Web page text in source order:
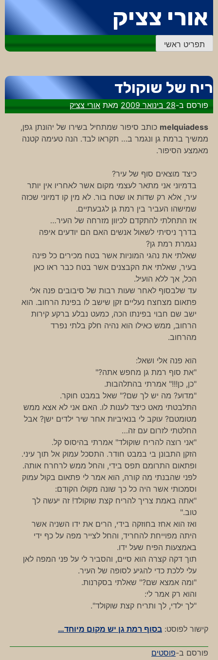
לתוכן
אורי צציק
תפריט ראשי
ריח של שוקולד
פורסם ב-28 בינואר 2009 מאתאורי צציק
melquiadess כותב סיפור שמתחיל בשירו של יהונתן גפן,
ממשיך ברמת גן ונגמר ב… תקראו לבד. הנה טעימה קטנה
מאמצע הסיפור.
כיצד מוצאים סוף של עיר?
בדמיוני אני מתאר לעצמי מקום אשר לאחריו אין יותר
עיר, אלא רק שדות או שטח בור. לא מין קו דמיוני שכזה
שמישהו העביר בין רמת גן לגבעתיים.
אז התחלתי להתקדם לכיוון מזרחה של העיר…
בדרך ניסיתי לשאול אנשים האם הם יודעים איפה
נגמרת רמת גן?
שאלתי את נהגי המוניות אשר בטח מכירים כל פינה
בעיר, שאלתי את הקבצנים אשר בטח כבר ראו כאן
הכל, אך ללא הועיל.
עד שלבסוף לאחר שעות רבות של סיבובים פנה אלי
פתאום מצחצח נעליים זקן שישב לו בפינת הרחוב. הוא
ישב שם חבוי בפינתו הכה, כמעט נבלע ברקע קירות
הרחוב, ממש כאילו הוא נהיה חלק בלתי נפרד
מהרחוב.
הוא פנה אלי ושאל:
"את סוף רמת גן מחפש אתה?"
"כן, כן!!!" אמרתי בהתלהבות.
"מדוע? מה יש לך שם?" שאל במבט חוקר.
התלבטתי מאט כיצד לענות לו. האם אני לא אצא ממש
מטומטם? עוקב לי בנאיביות אחר שיר ילדים ישן? אבל
החלטתי לזרום עם זה…
"אני רוצה להריח שוקולד" אמרתי בהיסוס קל.
הזקן התבונן בי במבט חודר. התסכל עמוק אל תוך עיני.
ופתאום התרומם תפס בידי, והחל ממש לרחרח אותה.
לפני שהבנתי מה קורה, הוא אמר לי פתאום בקול עמוק
וסמכותי אשר היה כל כך שונה מקולו הקודם:
"אתה באמת צריך להריח קצת שוקולד! זה יעשה לך
טוב."
ואז הוא אחז בחוזקה בידי, הרים את ידו השניה אשר
היתה מפוייחת להחריד, והחל לצייר מפה על כף ידי
באמצעות הפיח שעל ידו.
תוך דקה קצרה הוא סיים, והסביר לי על פני המפה לאן
עלי ללכת כדי להגיע לסופה של העיר.
"ומה אמצא שם?" שאלתי בסקרנות.
והוא רק אמר לי:
"לך ילדי, לך ותריח קצת שוקולד".
קישור לפוסט: בסוף רמת גן יש מקום מיוחד…
פורסם ב-פוסטים